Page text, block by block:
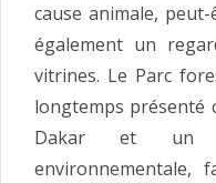
cause animale,
également un
vitrines. Le Parc
longtemps présenté
Dakar et un
environnementale,